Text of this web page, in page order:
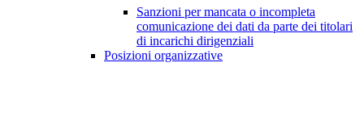
Sanzioni per mancata o incompleta
comunicazione dei dati da parte dei titolari
di incarichi dirigenziali
Posizioni organizzative